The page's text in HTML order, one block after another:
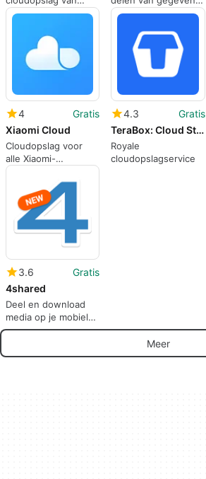
Yandex.Disk
voor
4
Gratis
Xiaomi Cloud
Cloudopslag voor
alle Xiaomi-
apparaten
4.3
Gratis
TeraBox: Cloud Storage Space
Royale
cloudopslagservice
3.6
Gratis
4shared
Deel en download
media op je mobiele
telefoon
Meer